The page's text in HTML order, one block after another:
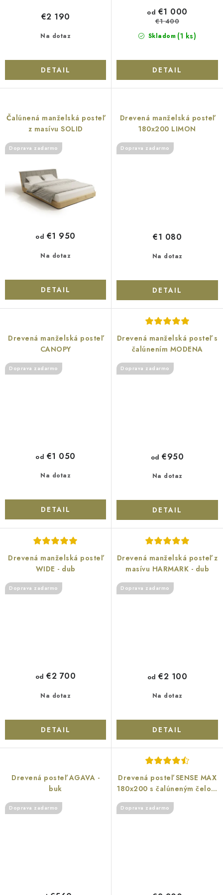
Na dotaz
€2 190
DETAIL
Skladom (1 ks)
od €1 000
€1 400
DETAIL
Čalúnená manželská posteľ
z masívu SOLID
Doprava zadarmo
Na dotaz
od €1 950
DETAIL
Drevená manželská posteľ
180x200 LIMON
Doprava zadarmo
Na dotaz
€1 080
DETAIL
Drevená manželská posteľ
CANOPY
Doprava zadarmo
Na dotaz
od €1 050
DETAIL
Drevená manželská posteľ s
čalúnením MODENA
Doprava zadarmo
Na dotaz
od €950
DETAIL
Drevená manželská posteľ
WIDE - dub
Doprava zadarmo
Na dotaz
od €2 700
DETAIL
Drevená manželská posteľ z
masívu HARMARK - dub
Doprava zadarmo
Na dotaz
od €2 100
DETAIL
Drevená posteľ AGAVA -
buk
Doprava zadarmo
Drevená posteľ SENSE MAX
180x200 s čalúneným čelom
- dub
Doprava zadarmo